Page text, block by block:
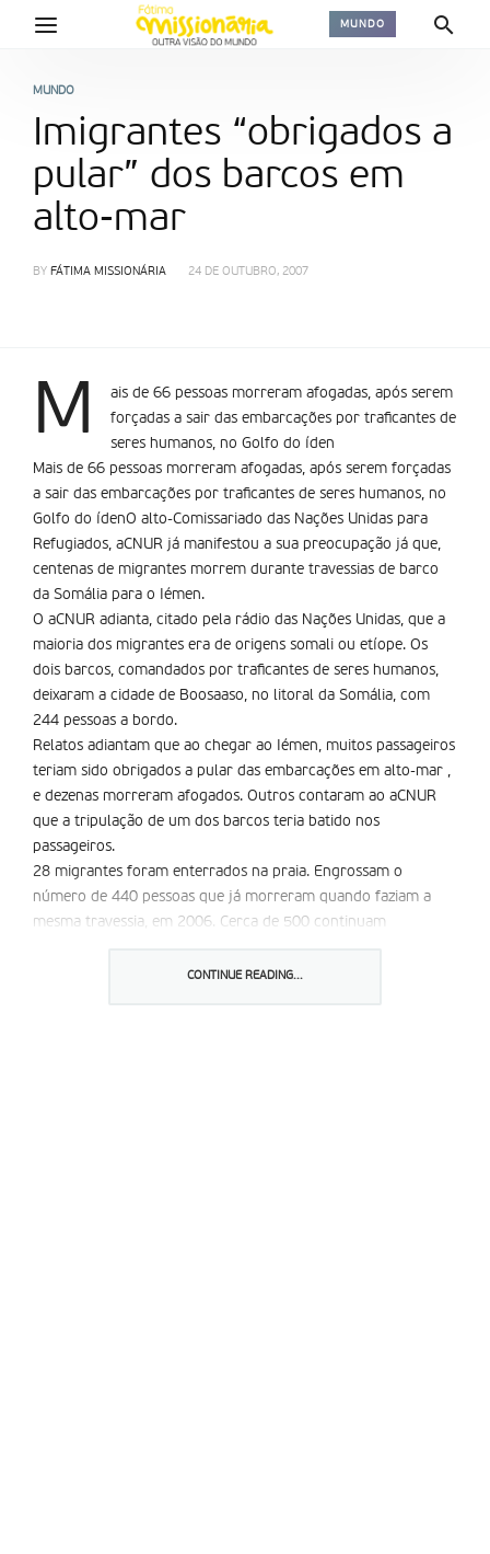
MUNDO
MUNDO
Imigrantes “obrigados a
pular” dos barcos em
alto-mar
BY FÁTIMA MISSIONÁRIA 24 DE OUTUBRO, 2007
M
ais de 66 pessoas morreram afogadas, após serem
forçadas a sair das embarcações por traficantes de
seres humanos, no Golfo do íden
Mais de 66 pessoas morreram afogadas, após serem forçadas
a sair das embarcações por traficantes de seres humanos, no
Golfo do ídenO alto-Comissariado das Nações Unidas para
Refugiados, aCNUR já manifestou a sua preocupação já que,
centenas de migrantes morrem durante travessias de barco
da Somália para o Iémen.
O aCNUR adianta, citado pela rádio das Nações Unidas, que a
maioria dos migrantes era de origens somali ou etíope. Os
dois barcos, comandados por traficantes de seres humanos,
deixaram a cidade de Boosaaso, no litoral da Somália, com
244 pessoas a bordo.
Relatos adiantam que ao chegar ao Iémen, muitos passageiros
teriam sido obrigados a pular das embarcações em alto-mar ,
e dezenas morreram afogados. Outros contaram ao aCNUR
que a tripulação de um dos barcos teria batido nos
passageiros.
28 migrantes foram enterrados na praia. Engrossam o
número de 440 pessoas que já morreram quando faziam a
mesma travessia, em 2006. Cerca de 500 continuam
Iémen atravessando o Golfo de Áden, no leste de África.
CONTINUE READING...